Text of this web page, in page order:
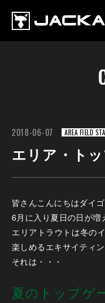
2018-06-07 AREA FIELD
エリア・ト
皆さんこんにちはダイゴ
6月に入り夏日の日が増
エリアトラウトは冬の
楽しめるエキサイティ
それは・・・
夏のトップゲ